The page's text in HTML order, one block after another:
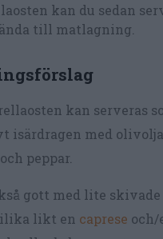
kan du sedan
till matlagning.
kan serveras
isärdragen med
peppar.
gott med lite
likt en caprese